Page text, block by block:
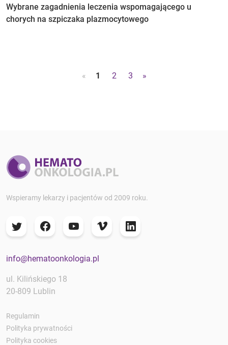
Wybrane zagadnienia leczenia wspomagającego u
chorych na szpiczaka plazmocytowego
« 1 2 3 »
Wspieramy lekarzy i pacjentów od 2009 roku.
info@hematoonkologia.pl
ul. Kilińskiego 18
20-809 Lublin
Regulamin
Polityka prywatności
Polityka cookies